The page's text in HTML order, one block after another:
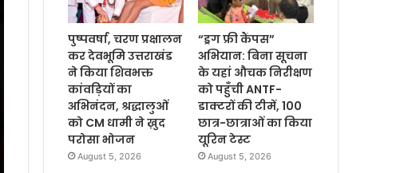
पुष्पवर्षा, चरण प्रक्षालन
कर देवभूमि उत्तराखंड
ने किया शिवभक्त
कांवड़ियों का
अभिनंदन, श्रद्धालुओं
को CM धामी ने ख़ुद
परोसा भोजन
August 5, 2026
“ड्रग फ्री कैंपस”
अभियान: बिना सूचना
के यहां औचक निरीक्षण
को पहुँची ANTF-
डाक्टरों की टीमें, 100
छात्र-छात्राओं का किया
यूरिन टेस्ट
August 5, 2026